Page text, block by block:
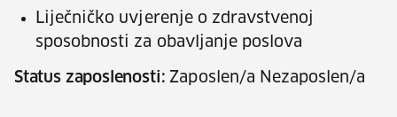
Liječničko uvjerenje o zdravstvenoj
sposobnosti za obavljanje poslova
Status zaposlenosti: Zaposlen/a Nezaposlen/a